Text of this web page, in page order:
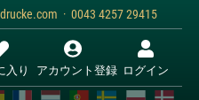
· 0043 4257 29415
入り アカウント登録 ログイン